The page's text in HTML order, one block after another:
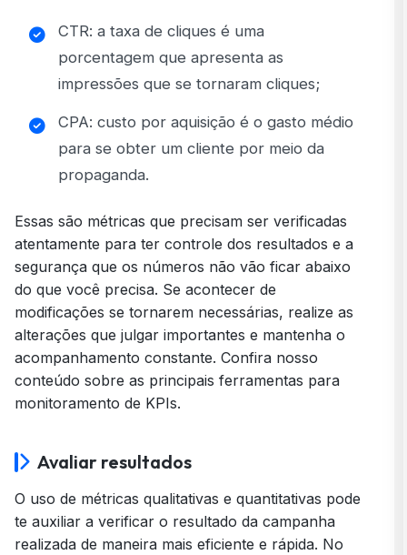
CTR: a taxa de cliques é uma
porcentagem que apresenta as
impressões que se tornaram cliques;
CPA: custo por aquisição é o gasto médio
para se obter um cliente por meio da
propaganda.
Essas são métricas que precisam ser verificadas
atentamente para ter controle dos resultados e a
segurança que os números não vão ficar abaixo
do que você precisa. Se acontecer de
modificações se tornarem necessárias, realize as
alterações que julgar importantes e mantenha o
acompanhamento constante. Confira nosso
conteúdo sobre as principais ferramentas para
monitoramento de KPIs.
Avaliar resultados
O uso de métricas qualitativas e quantitativas pode
te auxiliar a verificar o resultado da campanha
realizada de maneira mais eficiente e rápida. No